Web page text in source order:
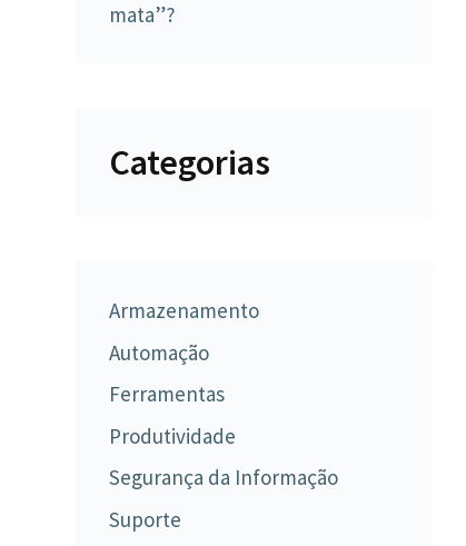
mata”?
Categorias
Armazenamento
Automação
Ferramentas
Produtividade
Segurança da Informação
Suporte